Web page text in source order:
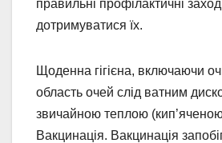
правильні профілактичні
дотримуватися їх.
Щоденна гігієна, включаючи
область очей слід ватним
звичайною теплою
Вакцинація. Вакцинація